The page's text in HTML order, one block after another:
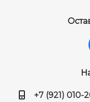
+7 (921) 010-